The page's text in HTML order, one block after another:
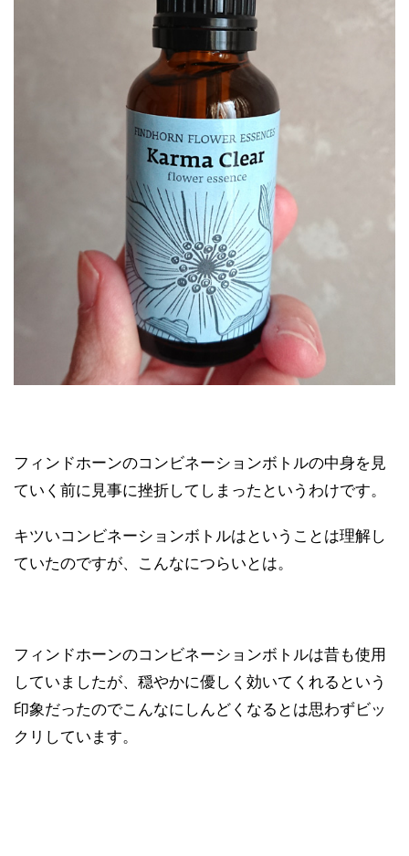
フィンドホーンのコンビネーションボトルの中身を見
ていく前に見事に挫折してしまったというわけです。
キツいコンビネーションボトルはということは理解し
ていたのですが、こんなにつらいとは。
フィンドホーンのコンビネーションボトルは昔も使用
していましたが、穏やかに優しく効いてくれるという
印象だったのでこんなにしんどくなるとは思わずビッ
クリしています。